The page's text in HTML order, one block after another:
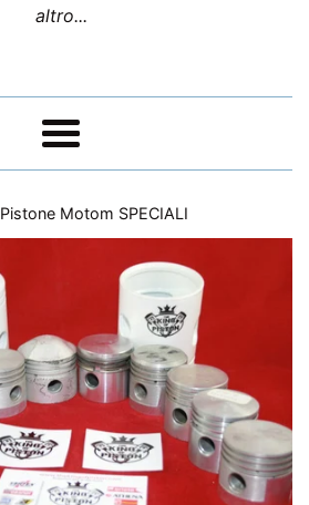
altro...
Menu
Pistone Motom SPECIALI